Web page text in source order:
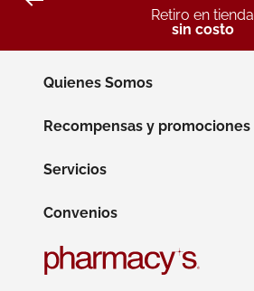
Retiro en tienda
sin costo
Quienes Somos
Recompensas y promociones
Servicios
Convenios